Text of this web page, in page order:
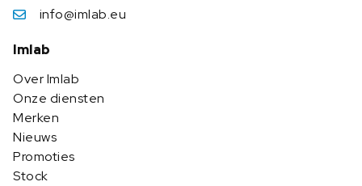
info@imlab.eu
Imlab
Over Imlab
Onze diensten
Merken
Nieuws
Promoties
Stock